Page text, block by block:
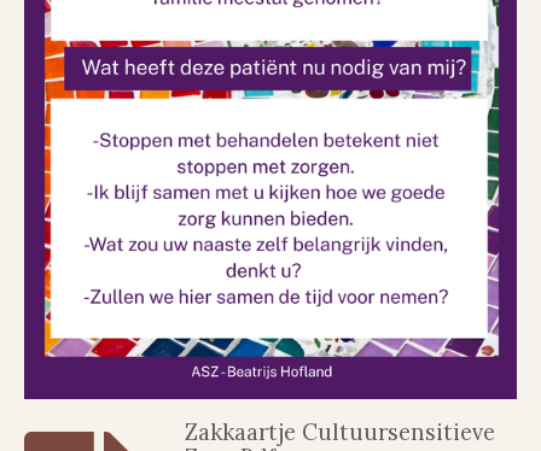
Zakkaartje Cultuursensitieve